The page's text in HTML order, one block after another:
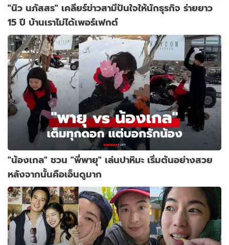
"นิว นภัสสร" เคลียร์ข่าวสามีปันใจให้นักธุรกิจ ร่ายยาว
15 ปี บ้านเราไม่ได้เพอร์เฟกต์
"น้องเกล" ชวน "พี่พายุ" เล่นปาหิมะ เริ่มต้นอย่างสวย
หลังจากนั้นคือเอ็นดูมาก